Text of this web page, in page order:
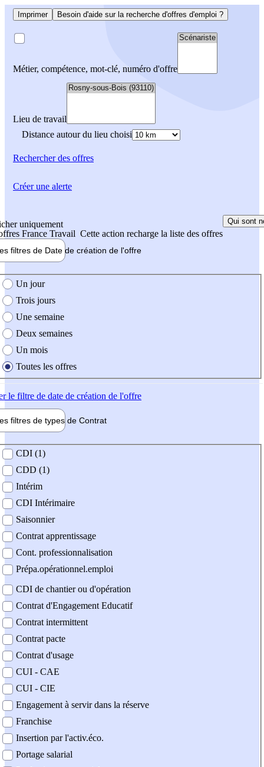
Imprimer Besoin d'aide sur la recherche d'offres d'emploi ?
Métier, compétence, mot-clé, numéro d'offre
Lieu de travail
Distance autour du lieu choisi
Rechercherdes offres
uniquement
France Travail Cette action recharge la liste des offres
Qui sont
filtres de Date de création de l'offre
création de l'offre
Un jour
Trois jours
Une semaine
Deux semaines
Un mois
Toutes les offres
le filtre de date de création de l'offre
filtres de types de Contrat
contrat
CDI (1)
CDD (1)
Intérim
CDI Intérimaire
Saisonnier
Contrat apprentissage
Cont. professionnalisation
Prépa.opérationnel.emploi
CDI de chantier ou d'opération
Contrat d'Engagement Educatif
Contrat intermittent
Contrat pacte
Contrat d'usage
CUI - CAE
CUI - CIE
Engagement à servir dans la réserve
Franchise
Insertion par l'activ.éco.
Portage salarial
Créer une alerte